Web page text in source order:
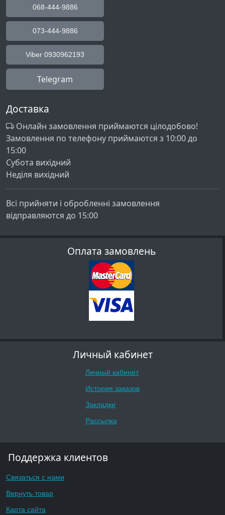
068-444-9886
073-444-9886
Viber 0930962193
Telegram
Доставка
Онлайн замовлення приймаются цілодобово!
Замовлення по телефону приймаются з 10:00 до
15:00
Субота вихідний
Неділя вихідний
Всі прийняти і обробленні замовлення
відправляются до 15:00
Оплата замовлень
Личный кабинет
Личный кабинет
История заказов
Закладки
Рассылка
Поддержка клиентов
Связаться с нами
Вернуть товар
Карта сайта